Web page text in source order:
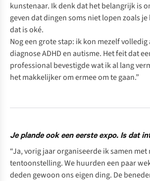
kunstenaar. Ik denk dat het belangrijk is
geven dat dingen soms niet lopen zoals
dat is oké.
Nog een grote stap: ik kon mezelf
diagnose ADHD en autisme. Het feit dat
professional bevestigde wat ik al lang
het makkelijker om ermee om te gaan.”
Je plande ook een eerste expo. Is dat
“Ja, vorig jaar organiseerde ik samen
tentoonstelling. We huurden een paar
deden gewoon ons eigen ding. De